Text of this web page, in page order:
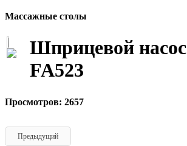
Массажные столы
Шприцевой насос
FA523
Просмотров: 2657
Предыдущий